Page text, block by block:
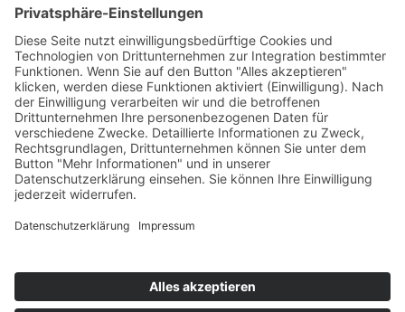
Mitglied des Deutschen Bundestages
Presse & Downloads
Pressemitteilungen
Pressefotos
BASis Info
Newsletter-Abo